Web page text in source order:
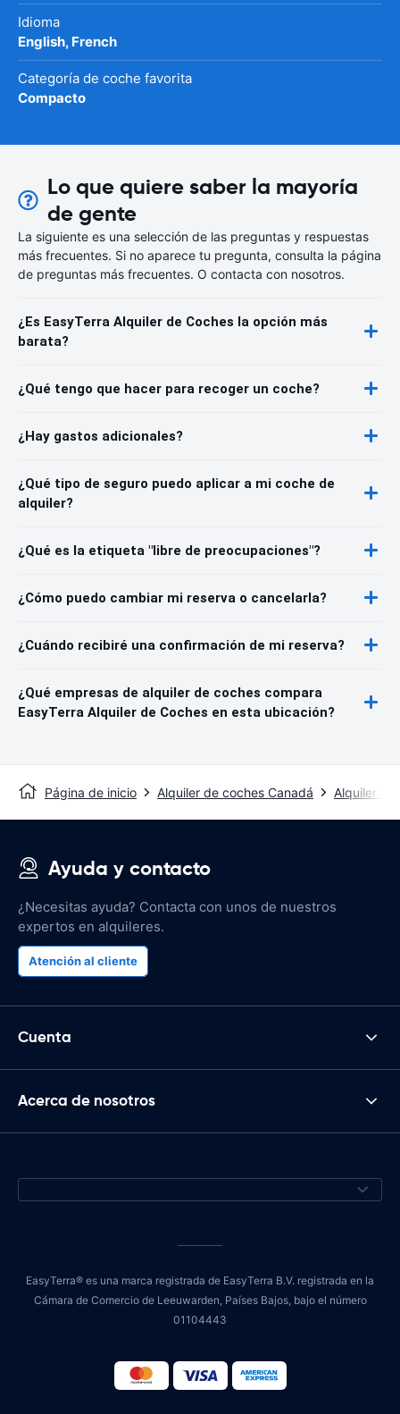
Idioma
English, French
Categoría de coche favorita
Compacto
Lo que quiere saber la mayoría
de gente
La siguiente es una selección de las preguntas y respuestas
más frecuentes. Si no aparece tu pregunta, consulta la página
de preguntas más frecuentes. O contacta con nosotros.
¿Es EasyTerra Alquiler de Coches la opción más
barata?
¿Qué tengo que hacer para recoger un coche?
¿Hay gastos adicionales?
¿Qué tipo de seguro puedo aplicar a mi coche de
alquiler?
¿Qué es la etiqueta "libre de preocupaciones"?
¿Cómo puedo cambiar mi reserva o cancelarla?
¿Cuándo recibiré una confirmación de mi reserva?
¿Qué empresas de alquiler de coches compara
EasyTerra Alquiler de Coches en esta ubicación?
Página de inicio Alquiler de coches Canadá Alquiler de
Ayuda y contacto
¿Necesitas ayuda? Contacta con unos de nuestros
expertos en alquileres.
Atención al cliente
Cuenta
Acerca de nosotros
EasyTerra® es una marca registrada de EasyTerra B.V. registrada en la
Cámara de Comercio de Leeuwarden, Países Bajos, bajo el número
01104443